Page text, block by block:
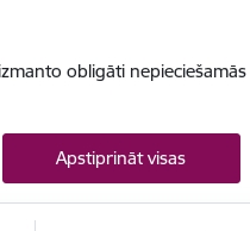
obligāti
Apstiprināt visas